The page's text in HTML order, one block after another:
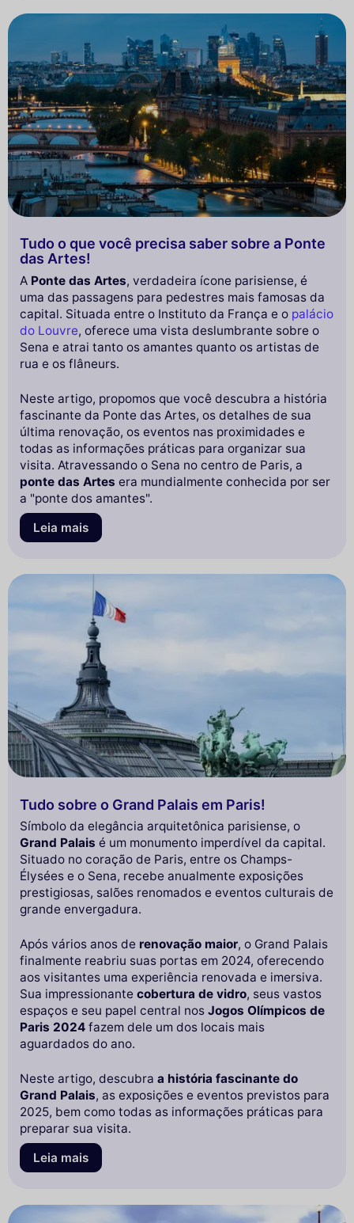
Tudo o que você precisa saber sobre a Ponte
das Artes!
A Ponte das Artes, verdadeira ícone parisiense, é
uma das passagens para pedestres mais famosas da
capital. Situada entre o Instituto da França e o palácio
do Louvre, oferece uma vista deslumbrante sobre o
Sena e atrai tanto os amantes quanto os artistas de
rua e os flâneurs.
Neste artigo, propomos que você descubra a história
fascinante da Ponte das Artes, os detalhes de sua
última renovação, os eventos nas proximidades e
todas as informações práticas para organizar sua
visita. Atravessando o Sena no centro de Paris, a
ponte das Artes era mundialmente conhecida por ser
a "ponte dos amantes".
Leia mais
Tudo sobre o Grand Palais em Paris!
Símbolo da elegância arquitetônica parisiense, o
Grand Palais é um monumento imperdível da capital.
Situado no coração de Paris, entre os Champs-
Élysées e o Sena, recebe anualmente exposições
prestigiosas, salões renomados e eventos culturais de
grande envergadura.
Após vários anos de renovação maior, o Grand Palais
finalmente reabriu suas portas em 2024, oferecendo
aos visitantes uma experiência renovada e imersiva.
Sua impressionante cobertura de vidro, seus vastos
espaços e seu papel central nos Jogos Olímpicos de
Paris 2024 fazem dele um dos locais mais
aguardados do ano.
Neste artigo, descubra a história fascinante do
Grand Palais, as exposições e eventos previstos para
2025, bem como todas as informações práticas para
preparar sua visita.
Leia mais